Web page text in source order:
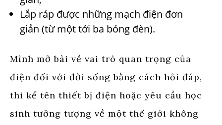
Lắp ráp được những mạch điện đơn
giản (từ một tới ba bóng đèn).
Mình mở bài về vai trò quan trọng của
điện đối với đời sống bằng cách hỏi đáp,
thi kể tên thiết bị điện hoặc yêu cầu học
sinh tưởng tượng về một thế giới không